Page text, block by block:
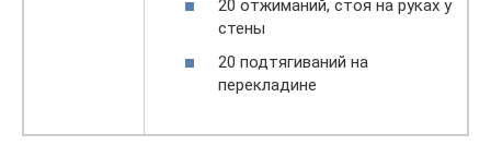
20 отжиманий, стоя на руках у
стены
20 подтягиваний на
перекладине